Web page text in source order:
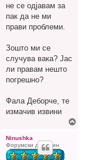
не се одјавам за
пак да не ми
прави проблеми.
Зошто ми се
случува вака? Јас
ли правам нешто
погрешно?
Фала Деборче, те
измачив извини
Ninushka
Форумски домаќин